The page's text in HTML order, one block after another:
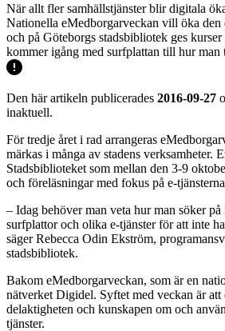
När allt fler samhällstjänster blir digitala
Nationella eMedborgarveckan vill öka den
och på Göteborgs stadsbibliotek ges
kommer igång med surfplattan till hur man
Den här artikeln publicerades 2016-09-27
inaktuell.
För tredje året i rad arrangeras
märkas i många av stadens verksamheter.
Stadsbiblioteket som mellan den 3-9
och föreläsningar med fokus på e-
– Idag behöver man veta hur man söker på
surfplattor och olika e-tjänster för att inte
säger Rebecca Odin Ekström,
stadsbibliotek.
Bakom eMedborgarveckan, som är en
nätverket Digidel. Syftet med veckan är att
delaktigheten och kunskapen om och
tjänster.